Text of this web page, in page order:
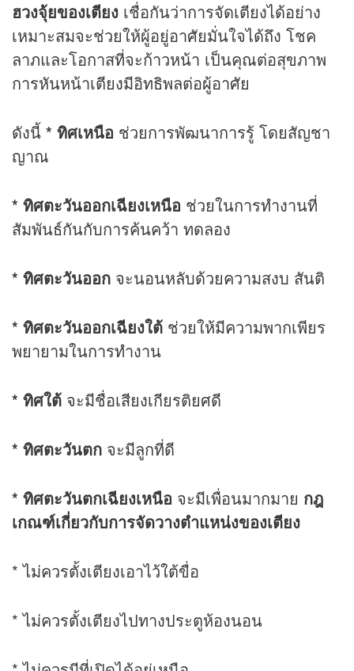
ฮวงจุ้ยของเตียง เชื่อกันว่าการจัดเตียงได้อย่าง
เหมาะสมจะช่วยให้ผู้อยู่อาศัยมั่นใจได้ถึง โชค
ลาภและโอกาสที่จะก้าวหน้า เป็นคุณต่อสุขภาพ
การหันหน้าเตียงมีอิทธิพลต่อผู้อาศัย
ดังนี้ * ทิศเหนือ ช่วยการพัฒนาการรู้ โดยสัญชา
ญาณ
* ทิศตะวันออกเฉียงเหนือ ช่วยในการทำงานที่
สัมพันธ์กันกับการค้นคว้า ทดลอง
* ทิศตะวันออก จะนอนหลับด้วยความสงบ สันติ
* ทิศตะวันออกเฉียงใต้ ช่วยให้มีความพากเพียร
พยายามในการทำงาน
* ทิศใต้ จะมีชื่อเสียงเกียรติยศดี
* ทิศตะวันตก จะมีลูกที่ดี
* ทิศตะวันตกเฉียงเหนือ จะมีเพื่อนมากมาย กฎ
เกณฑ์เกี่ยวกับการจัดวางตำแหน่งของเตียง
* ไม่ควรตั้งเตียงเอาไว้ใต้ขื่อ
* ไม่ควรตั้งเตียงไปทางประตูห้องนอน